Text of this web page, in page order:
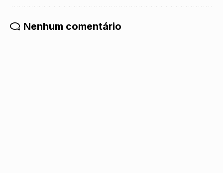
Nenhum comentário